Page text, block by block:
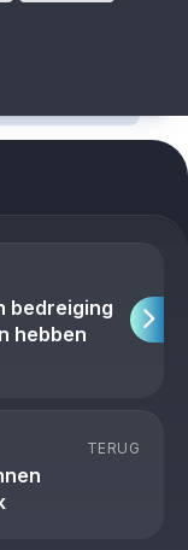
bedreiging
hebben
TERUG